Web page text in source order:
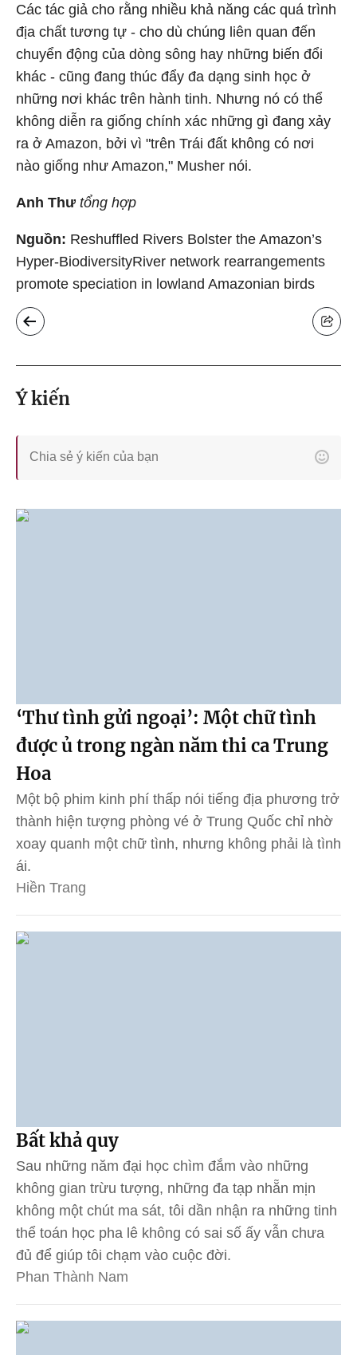
Các tác giả cho rằng nhiều khả năng các quá trình
địa chất tương tự - cho dù chúng liên quan đến
chuyển động của dòng sông hay những biến đổi
khác - cũng đang thúc đẩy đa dạng sinh học ở
những nơi khác trên hành tinh. Nhưng nó có thể
không diễn ra giống chính xác những gì đang xảy
ra ở Amazon, bởi vì "trên Trái đất không có nơi
nào giống như Amazon," Musher nói.
Anh Thư tổng hợp
Nguồn: Reshuffled Rivers Bolster the Amazon’s
Hyper-BiodiversityRiver network rearrangements
promote speciation in lowland Amazonian birds
Ý kiến
‘Thư tình gửi ngoại’: Một chữ tình
được ủ trong ngàn năm thi ca Trung
Hoa
Một bộ phim kinh phí thấp nói tiếng địa phương trở
thành hiện tượng phòng vé ở Trung Quốc chỉ nhờ
xoay quanh một chữ tình, nhưng không phải là tình
ái.
Hiền Trang
Bất khả quy
Sau những năm đại học chìm đắm vào những
không gian trừu tượng, những đa tạp nhẵn mịn
không một chút ma sát, tôi dần nhận ra những tinh
thể toán học pha lê không có sai số ấy vẫn chưa
đủ để giúp tôi chạm vào cuộc đời.
Phan Thành Nam